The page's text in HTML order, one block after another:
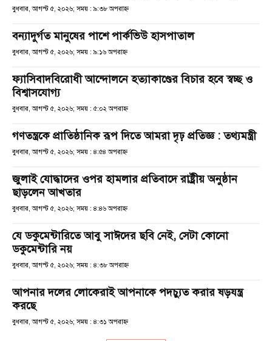
বুধবার, আগস্ট ৫, ২০২৬; সময় : ৯:৩৮ অপরাহ্ণ
বন্যাদুর্গত মানুষের পাশে পার্কভিউ হাসপাতাল
বুধবার, আগস্ট ৫, ২০২৬; সময় : ৯:১৬ অপরাহ্ণ
ফ্যাসিবাদবিরোধী আন্দোলনে হত্যাকাণ্ডের বিচার হবে স্বচ্ছ ও
বিশ্বাসযোগ্য
বুধবার, আগস্ট ৫, ২০২৬; সময় : ৫:০২ অপরাহ্ণ
গণতন্ত্রকে প্রাতিষ্ঠানিক রূপ দিতে আমরা দৃঢ় প্রতিজ্ঞ : তথ্যমন্ত্রী
বুধবার, আগস্ট ৫, ২০২৬; সময় : ৪:৫৪ অপরাহ্ণ
জুলাই যোদ্ধাদের ওপর হামলার প্রতিবাদে রাষ্ট্রীয় অনুষ্ঠান
ছাড়লেন আখতার
বুধবার, আগস্ট ৫, ২০২৬; সময় : ৪:৪৬ অপরাহ্ণ
যে ডকুমেন্টারিতে আবু সাঈদের ছবি নেই, সেটা কোনো
ডকুমেন্টারি নয়
বুধবার, আগস্ট ৫, ২০২৬; সময় : ৪:৩৮ অপরাহ্ণ
আপনার দলের লোকেরাই আপনাকে পদচ্যুত করার ষড়যন্ত্র
করছে
বুধবার, আগস্ট ৫, ২০২৬; সময় : ৪:৩১ অপরাহ্ণ